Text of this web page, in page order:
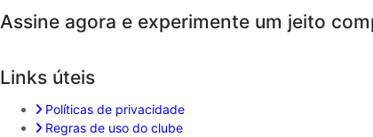
Assine agora e experimente um jeito
Links úteis
Políticas de privacidade
Regras de uso do clube